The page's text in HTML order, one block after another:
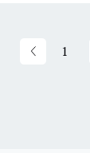
1